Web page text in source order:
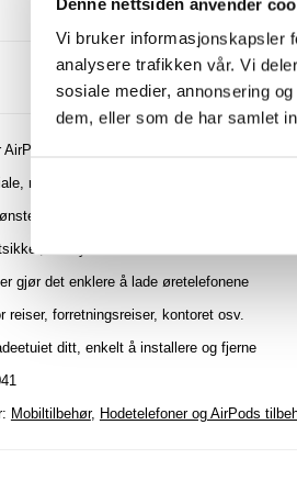
Denne nettsiden anvender
Vi bruker informasjonskapsler
analysere trafikken vår. Vi
sosiale medier, annonsering
dem, eller som de har samlet
LURER DU PÅ
AirPods 2
robust, slitesterkt og holdbart
unikt og kreativt
beskytter ladeboksen til øretelefonene i
gjør det enklere å lade øretelefonene
reiser, forretningsreiser, kontoret osv.
ditt, enkelt å installere og fjerne
Mobiltilbehør, Hodetelefoner og AirPods